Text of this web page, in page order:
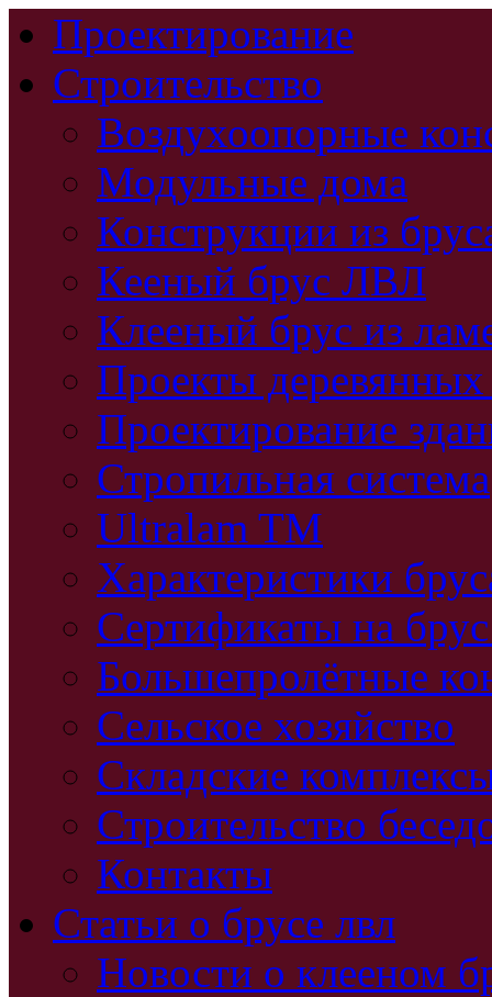
Проектирование
Строительство
Воздухоопорные
Модульные дома
Конструкции из
Кееный брус ЛВЛ
Клееный брус из
Проекты
Проектирование
Стропильная система
Ultralam TM
Характеристики
Сертификаты на
Большепролётные
Сельское хозяйство
Складские
Строительство
Контакты
Статьи о брусе лвл
Новости о клееном